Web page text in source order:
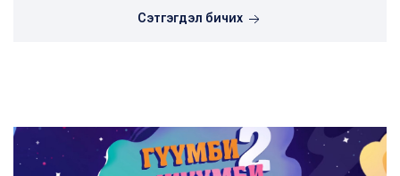
Сэтгэгдэл бичих